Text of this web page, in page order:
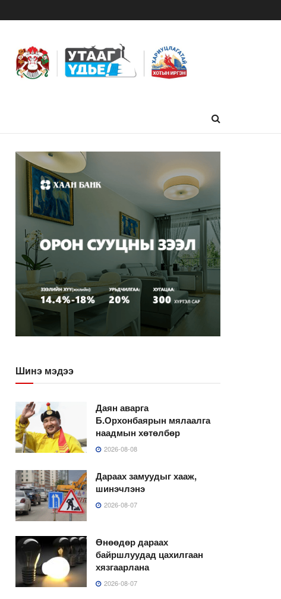
Шинэ мэдээ
Даян аварга
Б.Орхонбаярын мялаалга
наадмын хөтөлбөр
2026-08-08
Дараах замуудыг хааж,
шинэчлэнэ
2026-08-07
Өнөөдөр дараах
байршлуудад цахилгаан
хязгаарлана
2026-08-07